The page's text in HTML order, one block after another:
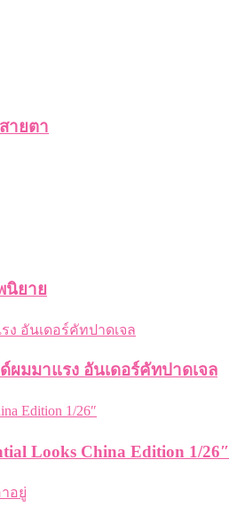
ายตา
นิยาย
ผมมาแรง อันเดอร์คัทปาดเจล
Looks China Edition 1/26″